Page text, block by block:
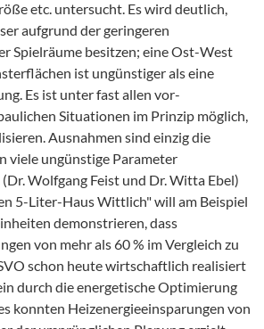
etc. untersucht. Es wird deutlich,
aufgrund der geringeren
Spielräume besitzen; eine Ost-West
ist ungünstiger als eine
Es ist unter fast allen vor-
Situationen im Prinzip möglich,
Ausnahmen sind einzig die
viele ungünstige Parameter
Wolfgang Feist und Dr. Witta Ebel)
5-Liter-Haus Wittlich" will am Beispiel
demonstrieren, dass
von mehr als 60 % im Vergleich zu
schon heute wirtschaftlich realisiert
durch die energetische Optimierung
konnten Heizenergieeinsparungen von